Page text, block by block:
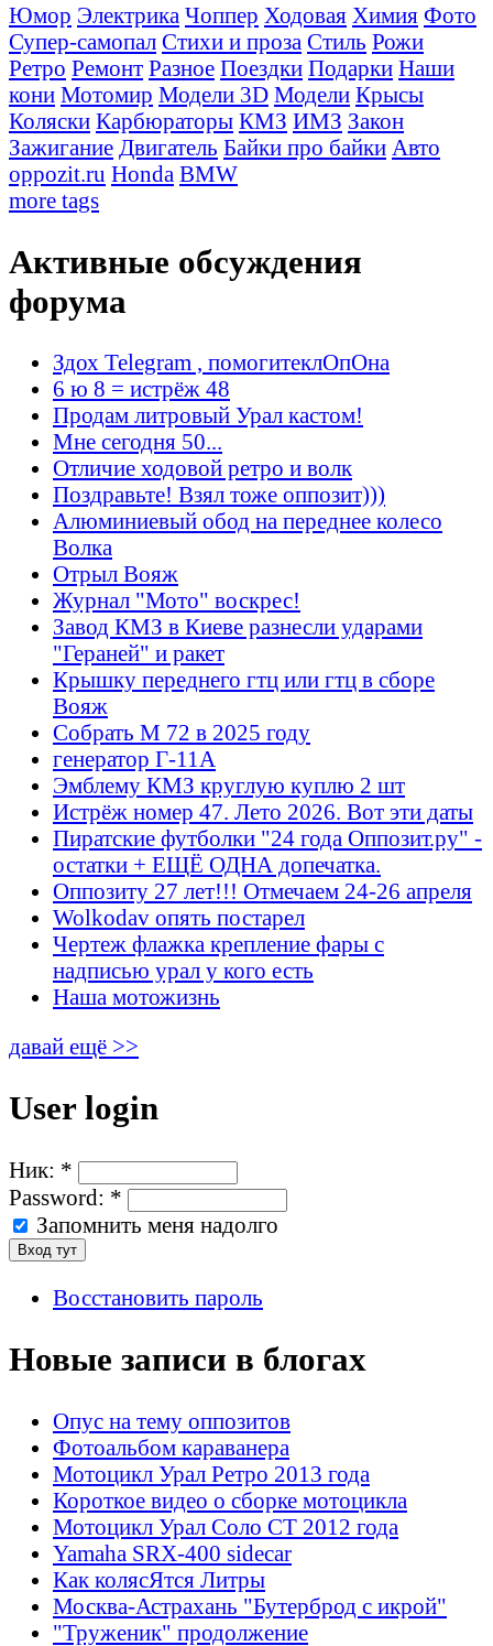
Юмор Электрика Чоппер Ходовая Химия Фото
Супер-самопал Стихи и проза Стиль Рожи
Ретро Ремонт Разное Поездки Подарки Наши
кони Мотомир Модели 3D Модели Крысы
Коляски Карбюраторы КМЗ ИМЗ Закон
Зажигание Двигатель Байки про байки Авто
oppozit.ru Honda BMW
more tags
Активные обсуждения
форума
Здох Telegram , помогитеклОпОна
6 ю 8 = истрёж 48
Продам литровый Урал кастом!
Мне сегодня 50...
Отличие ходовой ретро и волк
Поздравьте! Взял тоже оппозит)))
Алюминиевый обод на переднее колесо
Волка
Отрыл Вояж
Журнал "Мото" воскрес!
Завод КМЗ в Киеве разнесли ударами
"Гераней" и ракет
Крышку переднего гтц или гтц в сборе
Вояж
Собрать М 72 в 2025 году
генератор Г-11А
Эмблему КМЗ круглую куплю 2 шт
Истрёж номер 47. Лето 2026. Вот эти даты
Пиратские футболки "24 года Оппозит.ру" -
остатки + ЕЩЁ ОДНА допечатка.
Оппозиту 27 лет!!! Отмечаем 24-26 апреля
Wolkodav опять постарел
Чертеж флажка крепление фары с
надписью урал у кого есть
Наша мотожизнь
давай ещё >>
User login
Ник: *
Password: *
Запомнить меня надолго
Восстановить пароль
Новые записи в блогах
Опус на тему оппозитов
Фотоальбом караванера
Мотоцикл Урал Ретро 2013 года
Короткое видео о сборке мотоцикла
Мотоцикл Урал Соло СТ 2012 года
Yamaha SRX-400 sidecar
Как колясЯтся Литры
Москва-Астрахань "Бутерброд с икрой"
"Труженик" продолжение